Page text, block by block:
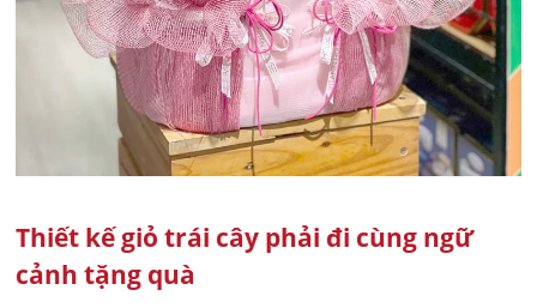
Thiết kế giỏ trái cây phải đi cùng ngữ
cảnh tặng quà